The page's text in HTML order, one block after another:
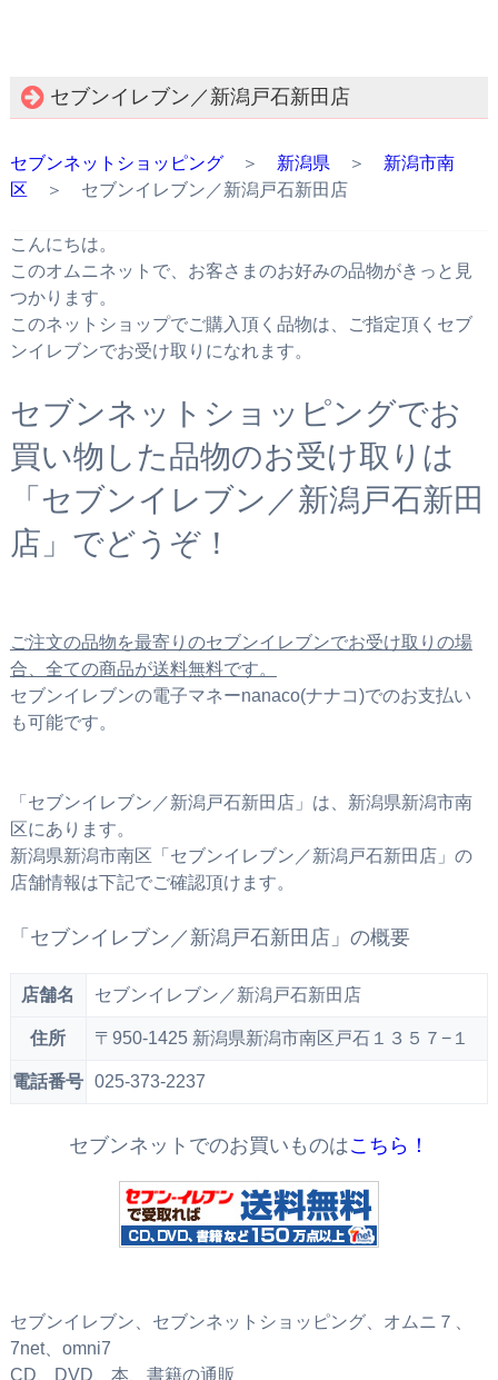
セブンイレブン／新潟戸石新田店
セブンネットショッピング＞ 新潟県 ＞ 新潟市南
区 ＞ セブンイレブン／新潟戸石新田店
こんにちは。
このオムニネットで、お客さまのお好みの品物がきっと見
つかります。
このネットショップでご購入頂く品物は、ご指定頂くセブ
ンイレブンでお受け取りになれます。
セブンネットショッピングでお
買い物した品物のお受け取りは
「セブンイレブン／新潟戸石新田
店」でどうぞ！
ご注文の品物を最寄りのセブンイレブンでお受け取りの場
合、全ての商品が送料無料です。
セブンイレブンの電子マネーnanaco(ナナコ)でのお支払い
も可能です。
「セブンイレブン／新潟戸石新田店」は、新潟県新潟市南
区にあります。
新潟県新潟市南区「セブンイレブン／新潟戸石新田店」の
店舗情報は下記でご確認頂けます。
「セブンイレブン／新潟戸石新田店」の概要
店舗名 セブンイレブン／新潟戸石新田店
住所 〒950-1425 新潟県新潟市南区戸石１３５７−１
電話番号 025-373-2237
セブンネットでのお買いものはこちら！
セブンイレブン、セブンネットショッピング、オムニ７、
7net、omni7
CD、DVD、本、書籍の通販